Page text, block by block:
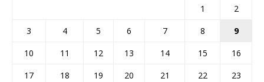
1
2
3
4 5 6 7 8
9
10
11 12 13 14 15
16
17
18 19 20 21 22
23